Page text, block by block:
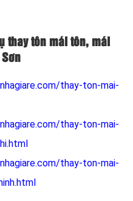
thay tôn mái tôn, mái
thay-ton-mai-
thay-ton-mai-
thay-ton-mai-